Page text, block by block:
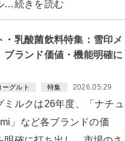
…続きを読む
・乳酸菌飲料特集：雪印メ
ランド価値・機能明確に
ーグルト 特集 2026.05.29
ルクは26年度、「ナチュ
」など各ブランドの価